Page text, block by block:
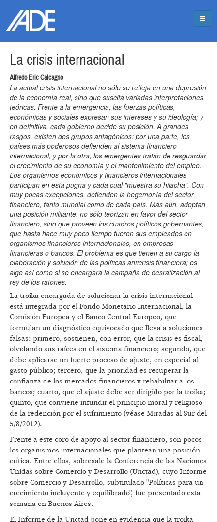
La crisis internacional
Alfredo Eric Calcagno
La actual crisis internacional no sólo se refleja en una depresión
de la economía real, sino que suscita variadas interpretaciones
teóricas. Frente a la emergencia, las fuerzas políticas,
económicas y sociales expresan sus intereses y su ideología; y
en definitiva, cada gobierno decide su posición. A grandes
rasgos, existen dos grupos antagónicos: por una parte, los
países más poderosos defienden al sistema financiero
internacional, y por la otra, los emergentes tratan de resguardar
el crecimiento de su economía y el mantenimiento del empleo.
Los organismos económicos y financieros internacionales
participan en esta pugna y cada cual "muestra su hilacha". Con
muy pocas excepciones, defienden la hegemonía del sector
financiero, tanto mundial como de cada país. Más aún, adoptan
una posición militante: no sólo teorizan en favor del sector
financiero, sino que proveen los cuadros políticos gobernantes,
que hasta hace muy poco tiempo fueron sus empleados en
organismos financieros internacionales, en empresas
financieras o bancos. El problema es que tienen a su cargo la
elaboración y solución de las políticas anticrisis financiera; es
algo así como si se encargara la campaña de desratización al
rey de los ratones.
La troika encargada de solucionar la crisis internacional
está integrada por el Fondo Monetario Internacional, la
Comisión Europea y el Banco Central Europeo, que
formulan un diagnóstico equivocado que lleva a soluciones
falsas: primero, sostienen, con error, que la crisis es fiscal,
olvidando sus raíces en el sistema financiero; segundo, que
debe aplicarse un fuerte proceso de ajuste, en especial al
gasto público; tercero, que la prioridad es recuperar la
confianza de los mercados financieros y rehabilitar a los
bancos; cuarto, que el ajuste debe ser dirigido por la troika;
quinto, que conviene infundir el principio moral y religioso
de la redención por el sufrimiento (véase Miradas al Sur del
5/8/2012).
Frente a este coro de apoyo al sector financiero, son pocos
los organismos internacionales que plantean una posición
crítica. Entre ellos, sobresale la Conferencia de las Naciones
Unidas sobre Comercio y Desarrollo (Unctad), cuyo Informe
sobre Comercio y Desarrollo, subtitulado "Políticas para un
crecimiento incluyente y equilibrado", fue presentado esta
semana en Buenos Aires.
El Informe de la Unctad pone en evidencia que la troika